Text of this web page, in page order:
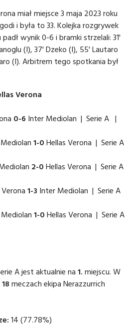
miał miejsce 3 maja 2023 roku
i była to 33. Kolejka rozgrywek
wynik 0-6 i bramki strzelali: 31'
(I), 37' Dzeko (I), 55' Lautaro
(I). Arbitrem tego spotkania był
Verona
0-6 Inter Mediolan | Serie A |
1-0 Hellas Verona | Serie A
2-0 Hellas Verona | Serie A
1-3 Inter Mediolan | Serie A
1-0 Hellas Verona | Serie A
A jest aktualnie na 1. miejscu. W
18 meczach ekipa Nerazzurrich
14 (77.78%)